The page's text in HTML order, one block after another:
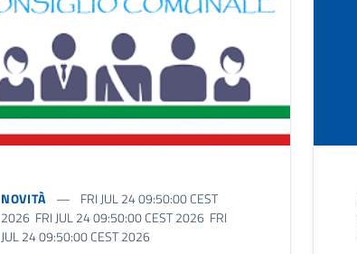
NOVITÀ
FRI JUL 24 09:50:00 CEST
2026 FRI JUL 24 09:50:00 CEST 2026 FRI
JUL 24 09:50:00 CEST 2026